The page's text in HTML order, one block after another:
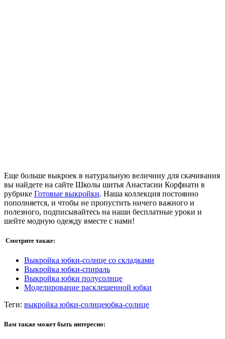
Еще больше выкроек в натуральную величину для скачивания
вы найдете на сайте Школы шитья Анастасии Корфиати в
рубрике Готовые выкройки. Наша коллекция постоянно
пополняется, и чтобы не пропустить ничего важного и
полезного, подписывайтесь на наши бесплатные уроки и
шейте модную одежду вместе с нами!
Смотрите также:
Выкройка юбки-солнце со складками
Выкройка юбки-спираль
Выкройка юбки полусолнце
Моделирование расклешенной юбки
Теги: выкройка юбки-солнцеюбка-солнце
Вам также может быть интересно: